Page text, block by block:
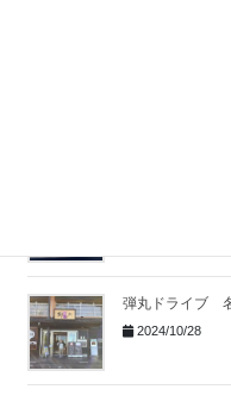
弾丸ドライブ
2024/10/28